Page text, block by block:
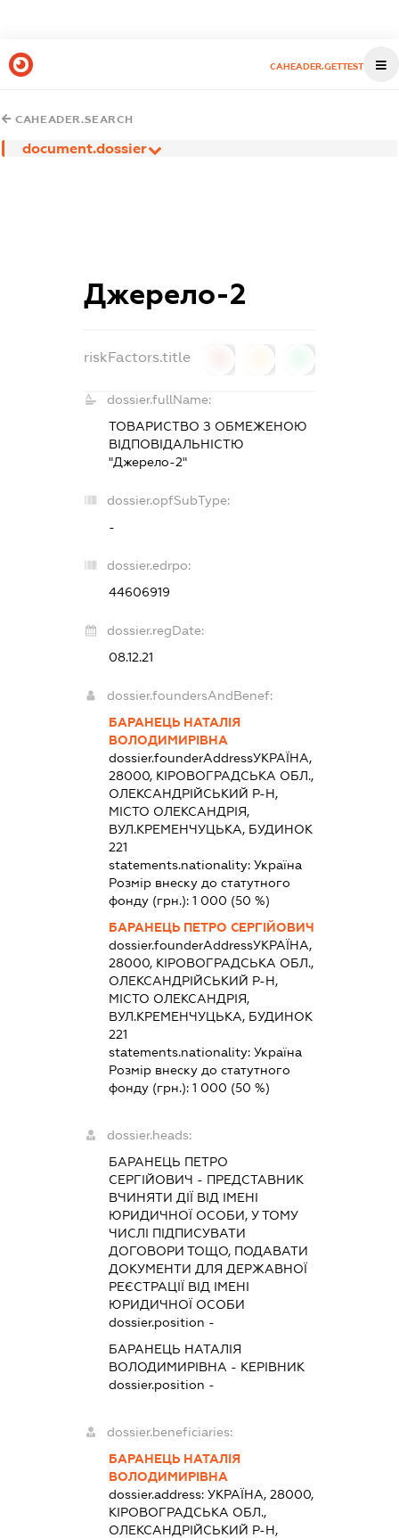
CAHEADER.GETTEST
CAHEADER.SEARCH
document.dossier
Джерело-2
riskFactors.title
dossier.fullName:
ТОВАРИСТВО З ОБМЕЖЕНОЮ
ВІДПОВІДАЛЬНІСТЮ
"Джерело-2"
dossier.opfSubType:
-
dossier.edrpo:
44606919
dossier.regDate:
08.12.21
dossier.foundersAndBenef:
БАРАНЕЦЬ НАТАЛІЯ
ВОЛОДИМИРІВНА
dossier.founderAddressУКРАЇНА,
28000, КІРОВОГРАДСЬКА ОБЛ.,
ОЛЕКСАНДРІЙСЬКИЙ Р-Н,
МІСТО ОЛЕКСАНДРІЯ,
ВУЛ.КРЕМЕНЧУЦЬКА, БУДИНОК
221
statements.nationality:Україна
Розмір внеску до статутного
фонду (грн.):1 000 (50 %)
БАРАНЕЦЬ ПЕТРО СЕРГІЙОВИЧ
dossier.founderAddressУКРАЇНА,
28000, КІРОВОГРАДСЬКА ОБЛ.,
ОЛЕКСАНДРІЙСЬКИЙ Р-Н,
МІСТО ОЛЕКСАНДРІЯ,
ВУЛ.КРЕМЕНЧУЦЬКА, БУДИНОК
221
statements.nationality:Україна
Розмір внеску до статутного
фонду (грн.):1 000 (50 %)
dossier.heads:
БАРАНЕЦЬ ПЕТРО
СЕРГІЙОВИЧ - ПРЕДСТАВНИК
ВЧИНЯТИ ДІЇ ВІД ІМЕНІ
ЮРИДИЧНОЇ ОСОБИ, У ТОМУ
ЧИСЛІ ПІДПИСУВАТИ
ДОГОВОРИ ТОЩО, ПОДАВАТИ
ДОКУМЕНТИ ДЛЯ ДЕРЖАВНОЇ
РЕЄСТРАЦІЇ ВІД ІМЕНІ
ЮРИДИЧНОЇ ОСОБИ
dossier.position -
БАРАНЕЦЬ НАТАЛІЯ
ВОЛОДИМИРІВНА - КЕРІВНИК
dossier.position -
dossier.beneficiaries:
БАРАНЕЦЬ НАТАЛІЯ
ВОЛОДИМИРІВНА
dossier.address:УКРАЇНА, 28000,
КІРОВОГРАДСЬКА ОБЛ.,
ОЛЕКСАНДРІЙСЬКИЙ Р-Н,